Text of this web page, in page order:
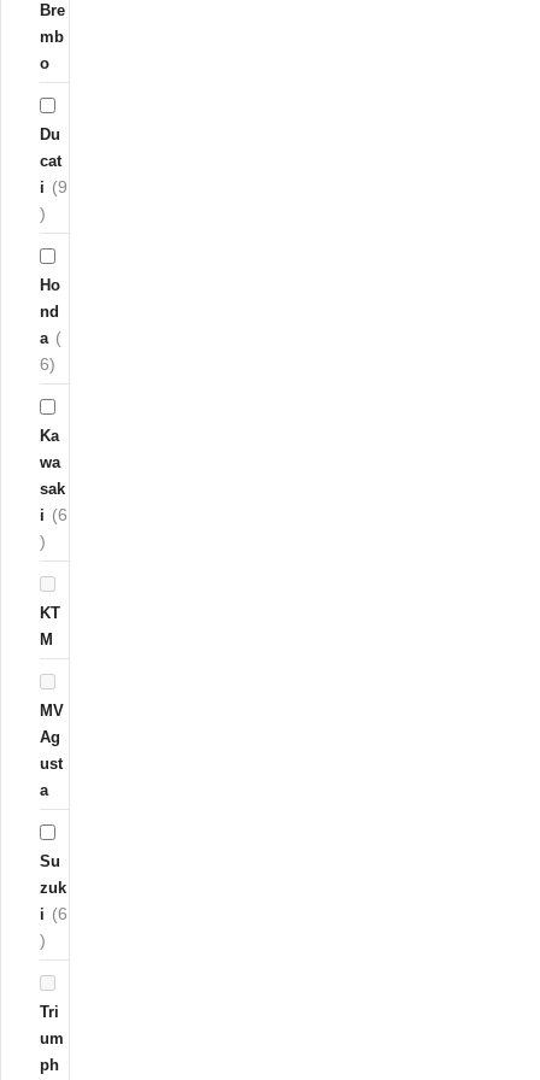
Bre
mb
o
Du
cat
i (9
)
Ho
nd
a (
6)
Ka
wa
sak
i (6
)
KT
M
MV
Ag
ust
a
Su
zuk
i (6
)
Tri
um
ph